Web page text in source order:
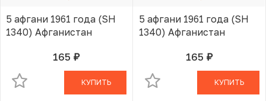
5 афгани 1961 года (SH
1340) Афганистан
165 руб.В КОРЗИНЕ
КУПИТЬ
5 афгани 1961 года (SH
1340) Афганистан
165 руб.В КОРЗИНЕ
КУПИТЬ